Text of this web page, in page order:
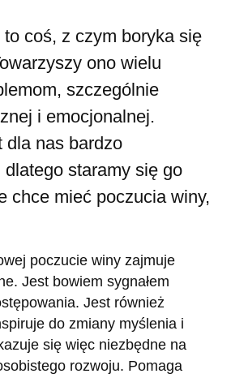
coś, z czym boryka się
ono wielu
szczególnie
i emocjonalnej.
dla nas bardzo
staramy się go
chce mieć poczucia winy,
poczucie winy zajmuje
Jest bowiem sygnałem
Jest również
do zmiany myślenia i
się więc niezbędne na
rozwoju. Pomaga